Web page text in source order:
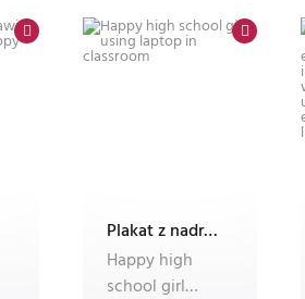
Plakat z nadrukiem Dec'n'Roll
Happy high
school girl